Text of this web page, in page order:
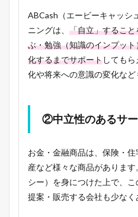
ABCash（エービーキャッシ
ニングは、 「自立」するこ
ぶ・勉強（知識のインプッ
化するまでサポートしても
化や将来への意識の変化など
②中立性のあるサ
お金・金融商品は、保険・
産など様々な商品がありま
シー）を身につけた上で、
提案・販売する会社も少なく